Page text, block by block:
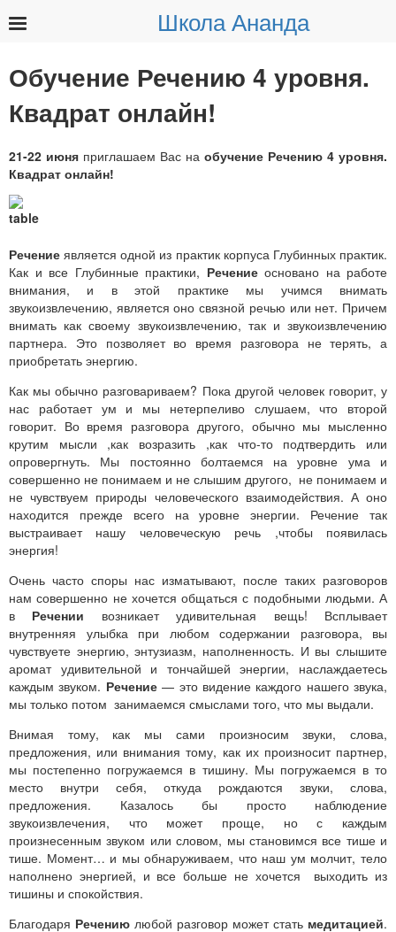
Школа Ананда
Обучение Речению 4 уровня.
Квадрат онлайн!
21-22 июня приглашаем Вас на обучение Речению 4 уровня.
Квадрат онлайн!
Речение является одной из практик корпуса Глубинных практик.
Как и все Глубинные практики, Речениеосновано на работе
внимания, и в этой практике мы учимся внимать
звукоизвлечению, является оно связной речью или нет. Причем
внимать как своему звукоизвлечению, так и звукоизвлечению
партнера. Это позволяет во время разговора не терять, а
приобретать энергию.
Как мы обычно разговариваем? Пока другой человек говорит, у
нас работает ум и мы нетерпеливо слушаем, что второй
говорит. Во время разговора другого, обычно мы мысленно
крутим мысли ,как возразить ,как что-то подтвердить или
опровергнуть. Мы постоянно болтаемся на уровне ума и
совершенно не понимаем и не слышим другого, не понимаем и
не чувствуем природы человеческого взаимодействия. А оно
находится прежде всего на уровне энергии. Речение так
выстраивает нашу человеческую речь ,чтобы появилась
энергия!
Очень часто споры нас изматывают, после таких разговоров
нам совершенно не хочется общаться с подобными людьми. А
в Речении возникает удивительная вещь! Всплывает
внутренняя улыбка при любом содержании разговора, вы
чувствуете энергию, энтузиазм, наполненность. И вы слышите
аромат удивительной и тончайшей энергии, наслаждаетесь
каждым звуком. Речение— это видение каждого нашего звука,
мы только потом занимаемся смыслами того, что мы выдали.
Внимая тому, как мы сами произносим звуки, слова,
предложения, или внимания тому, как их произносит партнер,
мы постепенно погружаемся в тишину. Мы погружаемся в то
место внутри себя, откуда рождаются звуки, слова,
предложения. Казалось бы просто наблюдение
звукоизвлечения, что может проще, но с каждым
произнесенным звуком или словом, мы становимся все тише и
тише. Момент… и мы обнаруживаем, что наш ум молчит, тело
наполнено энергией, и все больше не хочется выходить из
тишины и спокойствия.
Благодаря Речению любой разговор может стать медитацией.